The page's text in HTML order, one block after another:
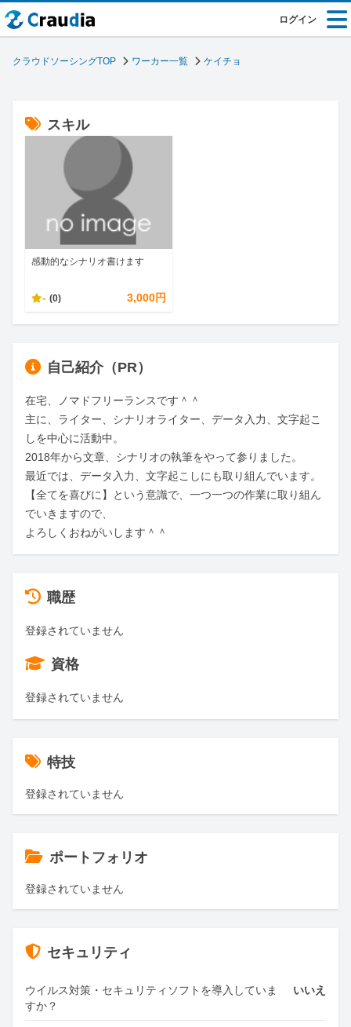
ログイン
クラウドソーシングTOP ワーカー一覧 ケイチョ
スキル
感動的なシナリオ書けます
- (0) 3,000円
自己紹介（PR）
在宅、ノマドフリーランスです＾＾
主に、ライター、シナリオライター、データ入力、文字起こ
しを中心に活動中。
2018年から文章、シナリオの執筆をやって参りました。
最近では、データ入力、文字起こしにも取り組んでいます。
【全てを喜びに】という意識で、一つ一つの作業に取り組ん
でいきますので、
よろしくおねがいします＾＾
職歴
登録されていません
資格
登録されていません
特技
登録されていません
ポートフォリオ
登録されていません
セキュリティ
ウイルス対策・セキュリティソフトを導入していま
すか？
いいえ